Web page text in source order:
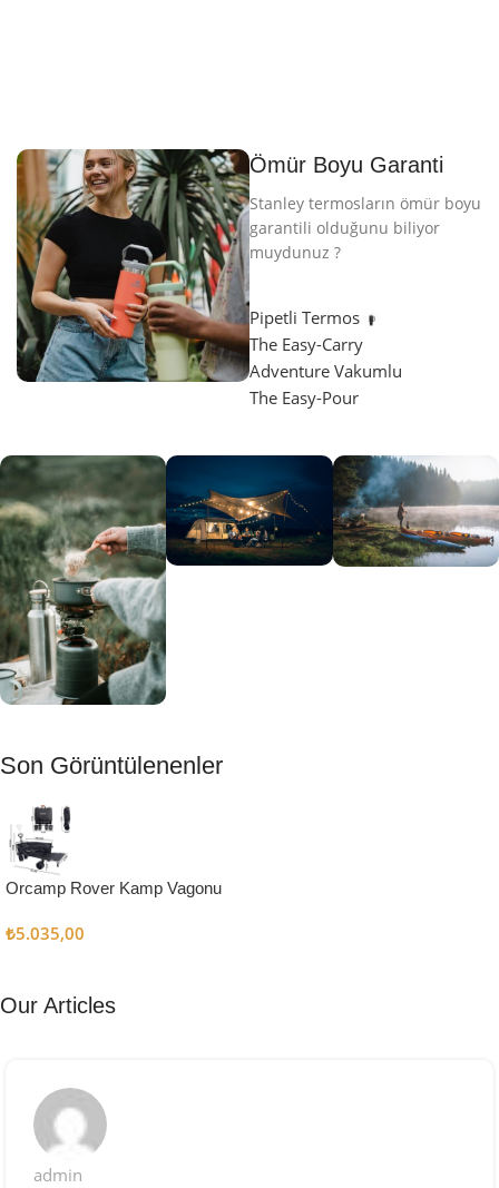
Ömür Boyu Garanti
Stanley termosların ömür boyu
garantili olduğunu biliyor
muydunuz ?
Pipetli Termos
The Easy-Carry
Adventure Vakumlu
The Easy-Pour
Muftağı
Kampçı
Şefler İçin
Keşfet
Son Görüntülenenler
Orcamp Rover Kamp Vagonu
₺5.035,00
Our Articles
admin